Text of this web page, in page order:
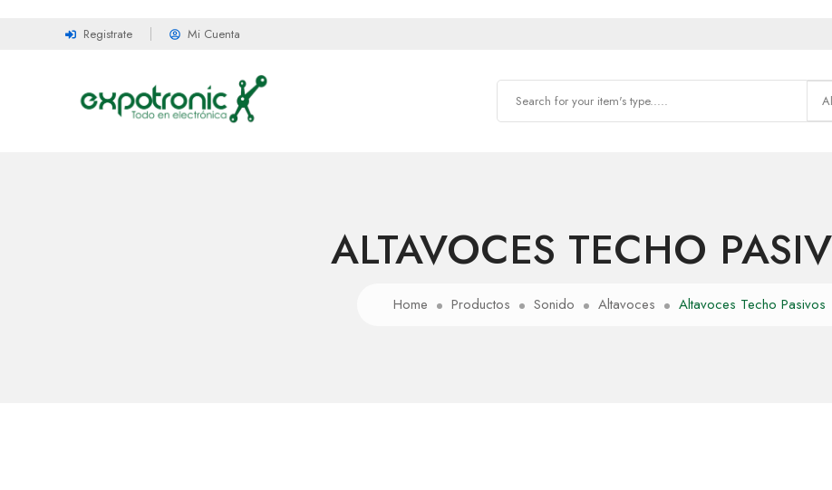
Registrate Mi Cuenta
ALTAVOCES TECHO
Home Productos Sonido Altavoces Altavoces Techo Pasivos